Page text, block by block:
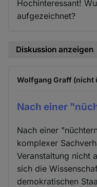
Hochinteressant!
aufgezeichnet?
Diskussion anzeigen
Wolfgang Graff (nicht
Nach einer
Nach einer
komplexer
Veranstaltung nicht
sich die
demokratischen